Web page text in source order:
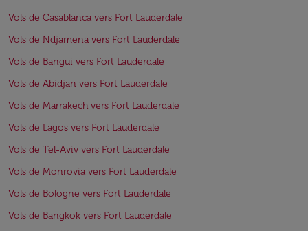
Vols de Casablanca vers Fort Lauderdale
Vols de Ndjamena vers Fort Lauderdale
Vols de Bangui vers Fort Lauderdale
Vols de Abidjan vers Fort Lauderdale
Vols de Marrakech vers Fort Lauderdale
Vols de Lagos vers Fort Lauderdale
Vols de Tel-Aviv vers Fort Lauderdale
Vols de Monrovia vers Fort Lauderdale
Vols de Bologne vers Fort Lauderdale
Vols de Bangkok vers Fort Lauderdale